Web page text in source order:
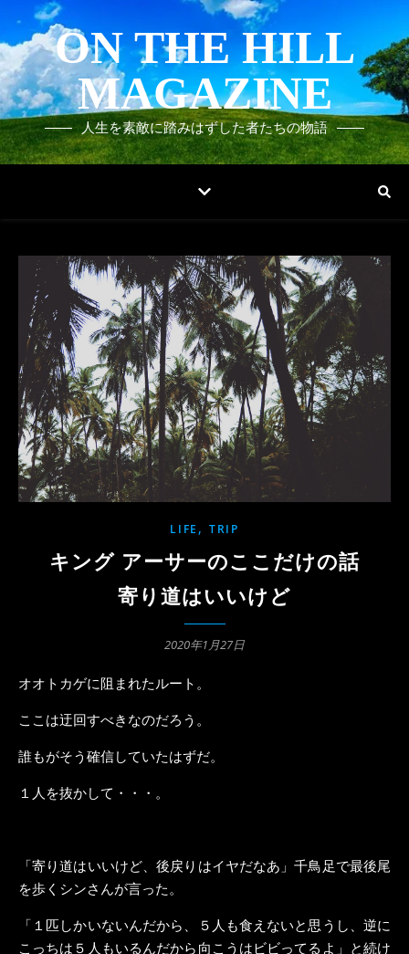
ON THE HILL
MAGAZINE
人生を素敵に踏みはずした者たちの物語
LIFE , TRIP
キング アーサーのここだけの話
寄り道はいいけど
2020年1月27日
オオトカゲに阻まれたルート。
ここは迂回すべきなのだろう。
誰もがそう確信していたはずだ。
１人を抜かして・・・。
「寄り道はいいけど、後戻りはイヤだなあ」千鳥足で最後尾
を歩くシンさんが言った。
「１匹しかいないんだから、５人も食えないと思うし、逆に
こっちは５人もいるんだから向こうはビビってるよ」と続け